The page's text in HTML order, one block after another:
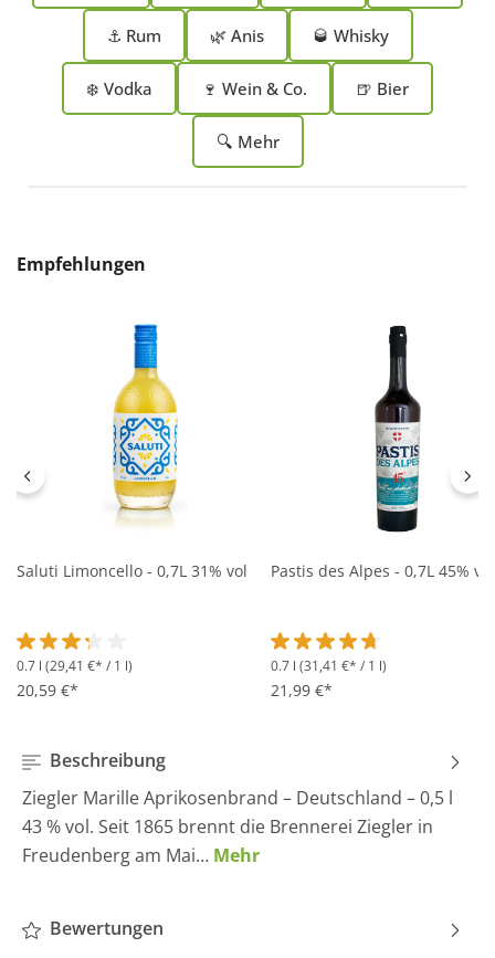
⚓ Rum 🌿 Anis 🥃 Whisky
❄️ Vodka 🍷 Wein & Co. 🍺 Bier
🔍 Mehr
Produktgalerie überspringen
Empfehlungen
Saluti Limoncello - 0,7L 31% vol
Durchschnittliche Bewertung von 3.2 von 5 Sternen
0.7 l (29,41 €* / 1 l)
20,59 €*
Pastis des Alpes - 0,7L 45% vol
Durchschnittliche
0.7 l (31,41 €* / 1 l)
21,99 €*
Beschreibung
Ziegler Marille Aprikosenbrand – Deutschland – 0,5 l
43 % vol. Seit 1865 brennt die Brennerei Ziegler in
Freudenberg am Mai… Mehr
Bewertungen